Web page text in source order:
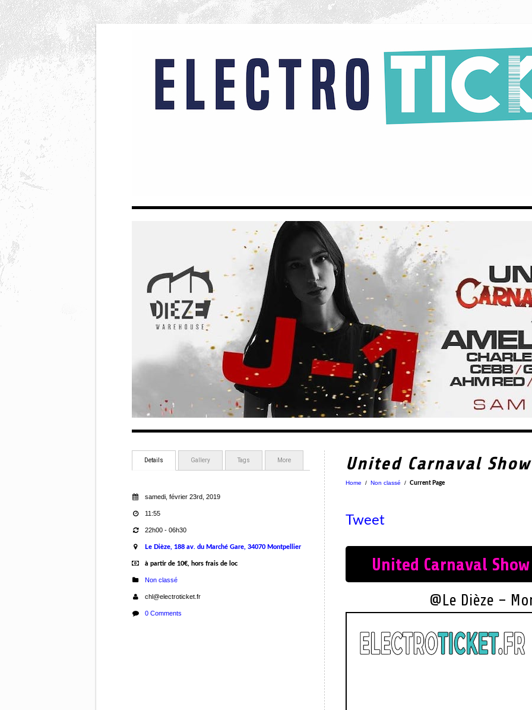
Details Gallery Tags More
samedi, février 23rd, 2019
11:55
22h00 - 06h30
Le Dièze, 188 av. du Marché Gare, 34070 Montpellier
à partir de 10€, hors frais de loc
Non classé
chl@electroticket.fr
0 Comments
United Carnaval
Home / Non classé / Current Page
Tweet
United Carnaval
@Le Dièze –